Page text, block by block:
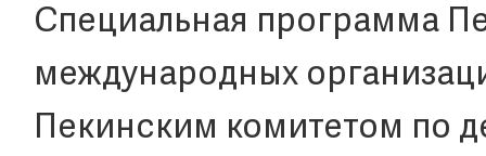
Специальная программа
международных
Пекинским комитетом по